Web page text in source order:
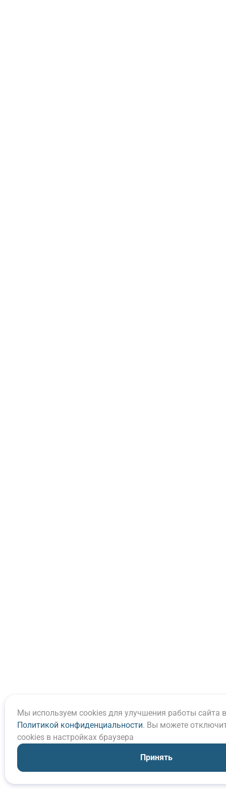
Мы используем cookies для улучшения работы сайта в
Политикой конфиденциальности. Вы можете
cookies в настройках браузера
Принять